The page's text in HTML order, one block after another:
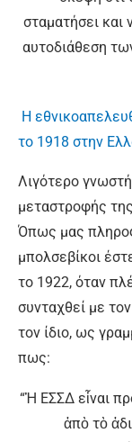
σταματήσει
αυτοδιάθεση
Η
το 1918 στην
Λιγότερο
μεταστροφής
Όπως μας
μπολσεβίκοι
το 1922, όταν
συνταχθεί με
τον ίδιο, ως
πως:
“Ἡ ΕΣΣΔ εἶναι
ἀπὸ τὸ